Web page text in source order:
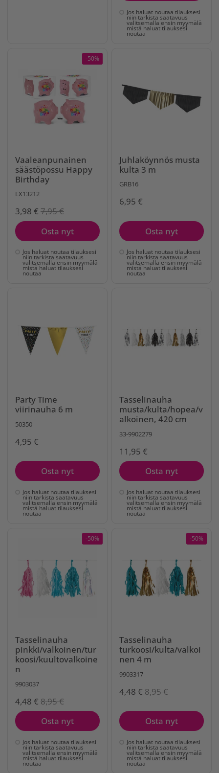
Jos haluat noutaa tilauksesi
niin tarkista saatavuus
valitsemalla ensin myymälä
mistä haluat tilauksesi
noutaa
Vaaleanpunainen
säästöpossu Happy
Birthday
EX13212
3,98 € 7,95 €
Osta nyt
Jos haluat noutaa tilauksesi
niin tarkista saatavuus
valitsemalla ensin myymälä
mistä haluat tilauksesi
noutaa
-50%
Juhlaköynnös musta
kulta 3 m
GRB16
6,95 €
Osta nyt
Jos haluat noutaa tilauksesi
niin tarkista saatavuus
valitsemalla ensin myymälä
mistä haluat tilauksesi
noutaa
Party Time
viirinauha 6 m
50350
4,95 €
Osta nyt
Jos haluat noutaa tilauksesi
niin tarkista saatavuus
valitsemalla ensin myymälä
mistä haluat tilauksesi
noutaa
Tasselinauha
musta/kulta/hopea/v
alkoinen, 420 cm
33-9902279
11,95 €
Osta nyt
Jos haluat noutaa tilauksesi
niin tarkista saatavuus
valitsemalla ensin myymälä
mistä haluat tilauksesi
noutaa
Tasselinauha
pinkki/valkoinen/tur
koosi/kuultovalkoine
n
9903037
4,48 € 8,95 €
Osta nyt
Jos haluat noutaa tilauksesi
niin tarkista saatavuus
valitsemalla ensin myymälä
mistä haluat tilauksesi
noutaa
-50%
Tasselinauha
turkoosi/kulta/valkoi
nen 4 m
9903317
4,48 € 8,95 €
Osta nyt
Jos haluat noutaa tilauksesi
niin tarkista saatavuus
valitsemalla ensin myymälä
mistä haluat tilauksesi
noutaa
-50%